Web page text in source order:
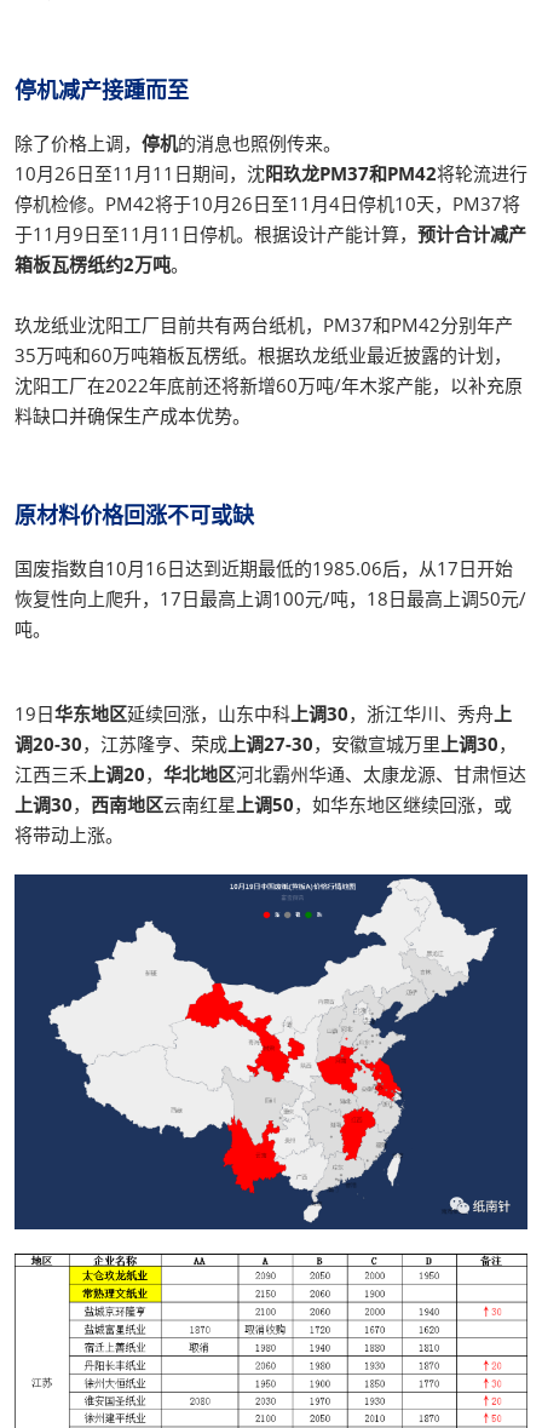
停机减产接踵而至
除了价格上调， 停机的消息也照例传来。
10月26日至11月11日期间，沈阳玖龙PM37和PM42将轮流进行
停机检修。PM42将于10月26日至11月4日停机10天，PM37将
于11月9日至11月11日停机。根据设计产能计算， 预计合计减产
箱板瓦楞纸约2万吨。
玖龙纸业沈阳工厂目前共有两台纸机，PM37和PM42分别年产
35万吨和60万吨箱板瓦楞纸。根据玖龙纸业最近披露的计划，
沈阳工厂在2022年底前还将新增60万吨/年木浆产能，以补充原
料缺口并确保生产成本优势。
原材料价格回涨不可或缺
国废指数自10月16日达到近期最低的1985.06后，从17日开始
恢复性向上爬升，17日最高上调100元/吨，18日最高上调50元/
吨。
19日华东地区延续回涨，山东中科 上调30，浙江华川、秀舟 上
调20-30，江苏隆亨、荣成 上调27-30，安徽宣城万里 上调30，
江西三禾 上调20， 华北地区河北霸州华通、太康龙源、甘肃恒达
上调30， 西南地区云南红星 上调50，如华东地区继续回涨，或
将带动上涨。